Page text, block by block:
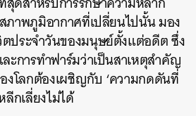
ภาพภูมิอากาศที่เปลี่ยนไปนั้น มอง
ตประจำวันของมนุษย์ตั้งแต่อดีต ซึ่ง
ะการทำฟาร์มว่าเป็นสาเหตุสำคัญ
งโลกต้องเผชิญกับ ‘ความกดดันที่
กเลี่ยงไม่ได้